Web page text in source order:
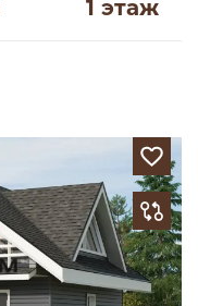
1 этаж